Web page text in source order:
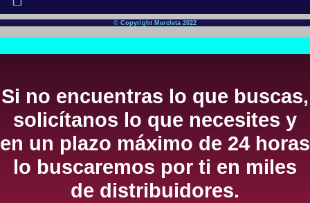
© Copyright Mercleta 2022
Si no encuentras lo que buscas,
solicítanos lo que necesites y
en un plazo máximo de 24 horas
lo buscaremos por ti en miles
de distribuidores.